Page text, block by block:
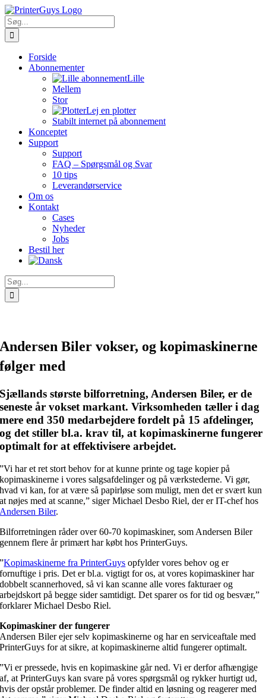
Skip
to
content
Søg
efter:
Forside
Abonnementer
Lille
Mellem
Stor
Lej en plotter
Stabilt internet på abonnement
Konceptet
Support
Support
FAQ – Spørgsmål og Svar
10 tips
Leverandørservice
Om os
Kontakt
Cases
Nyheder
Jobs
Bestil her
Søg
efter:
Andersen Biler vokser, og kopimaskinerne
følger med
Sjællands største bilforretning, Andersen Biler, er de
seneste år vokset markant. Virksomheden tæller i dag
mere end 350 medarbejdere fordelt på 15 afdelinger,
og det stiller bl.a. krav til, at kopimaskinerne fungerer
optimalt for at effektivisere arbejdet.
”Vi har et ret stort behov for at kunne printe og tage kopier på
kopimaskinerne i vores salgsafdelinger og på værkstederne. Vi gør,
hvad vi kan, for at være så papirløse som muligt, men det er svært kun
at nøjes med at scanne,” siger Michael Desbo Riel, der er IT-chef hos
Andersen Biler.
Bilforretningen råder over 60-70 kopimaskiner, som Andersen Biler
gennem flere år primært har købt hos PrinterGuys.
”Kopimaskinerne fra PrinterGuys opfylder vores behov og er
fornuftige i pris. Det er bl.a. vigtigt for os, at vores kopimaskiner har
dobbelt scannerhoved, så vi kan scanne alle vores fakturaer og
arbejdskort på begge sider samtidigt. Det sparer os for tid og besvær,”
forklarer Michael Desbo Riel.
Kopimaskiner der fungerer
Andersen Biler ejer selv kopimaskinerne og har en serviceaftale med
PrinterGuys for at sikre, at kopimaskinerne altid fungerer optimalt.
”Vi er pressede, hvis en kopimaskine går ned. Vi er derfor afhængige
af, at PrinterGuys kan svare på vores spørgsmål og rykker hurtigt ud,
hvis der opstår problemer. De finder altid en løsning og reagerer med